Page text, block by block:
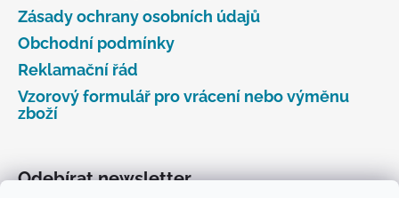
Zásady ochrany osobních údajů
Obchodní podmínky
Reklamační řád
Vzorový formulář pro vrácení nebo výměnu
zboží
Odebírat newsletter